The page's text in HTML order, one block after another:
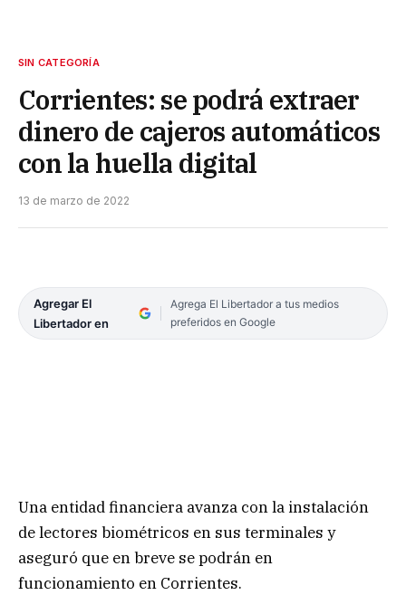
SIN CATEGORÍA
Corrientes: se podrá extraer
dinero de cajeros automáticos
con la huella digital
13 de marzo de 2022
Agregar El
Libertador en
Agrega El Libertador a tus medios
preferidos en Google
Una entidad financiera avanza con la instalación
de lectores biométricos en sus terminales y
aseguró que en breve se podrán en
funcionamiento en Corrientes.